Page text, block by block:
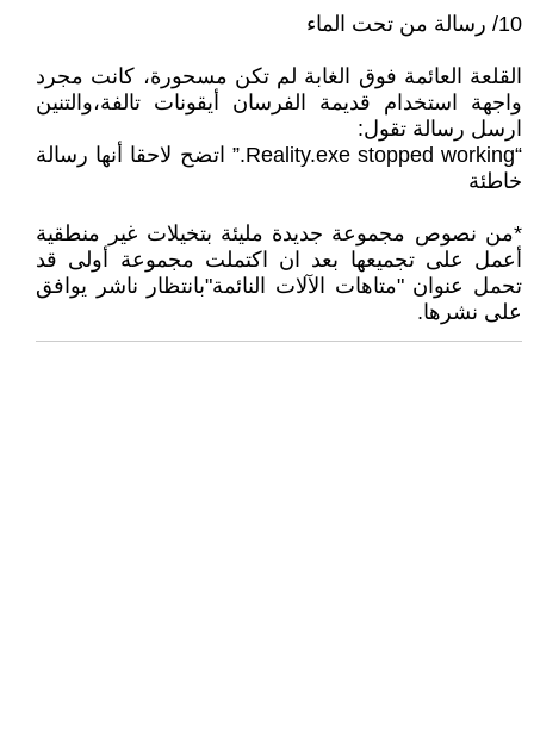
10/ رسالة من تحت الماء
القلعة العائمة فوق الغابة لم تكن مسحورة، كانت مجرد
واجهة استخدام قديمة الفرسان أيقونات تالفة،والتنين
ارسل رسالة تقول:
“Reality.exe stopped working.” اتضح لاحقا أنها رسالة
خاطئة
*من نصوص مجموعة جديدة مليئة بتخيلات غير منطقية
أعمل على تجميعها بعد ان اكتملت مجموعة أولى قد
تحمل عنوان "متاهات الآلات النائمة"بانتظار ناشر يوافق
على نشرها.